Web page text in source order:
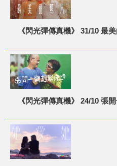
《閃光彈傳真機》 31/10 最
《閃光彈傳真機》 24/10 張